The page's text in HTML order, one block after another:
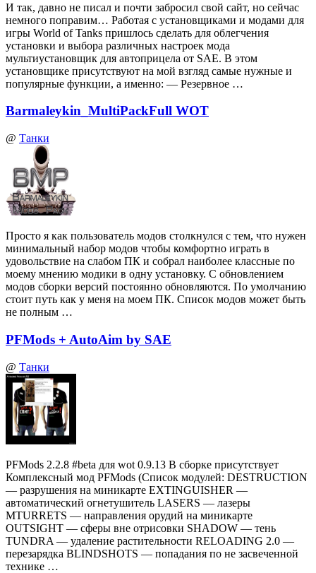
И так, давно не писал и почти забросил свой сайт, но сейчас
немного поправим… Работая с установщиками и модами для
игры World of Tanks пришлось сделать для облегчения
установки и выбора различных настроек мода
мультиустановщик для автоприцела от SAE. В этом
установщике присутствуют на мой взгляд самые нужные и
популярные функции, а именно: — Резервное …
Barmaleykin_MultiPackFull WOT
@ Танки
Просто я как пользователь модов столкнулся с тем, что нужен
минимальный набор модов чтобы комфортно играть в
удовольствие на слабом ПК и собрал наиболее классные по
моему мнению модики в одну установку. С обновлением
модов сборки версий постоянно обновляются. По умолчанию
стоит путь как у меня на моем ПК. Список модов может быть
не полным …
PFMods + AutoAim by SAE
@ Танки
PFMods 2.2.8 #beta для wot 0.9.13 В сборке присутствует
Комплексный мод PFMods (Список модулей: DESTRUCTION
— разрушения на миникарте EXTINGUISHER —
автоматический огнетушитель LASERS — лазеры
MTURRETS — направления орудий на миникарте
OUTSIGHT — сферы вне отрисовки SHADOW — тень
TUNDRA — удаление растительности RELOADING 2.0 —
перезарядка BLINDSHOTS — попадания по не засвеченной
технике …